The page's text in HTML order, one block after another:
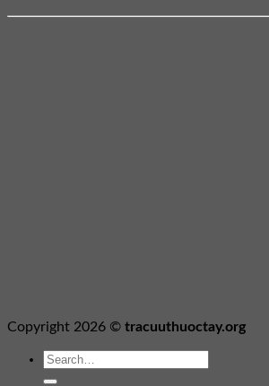
Copyright 2026 © tracuuthuoctay.org